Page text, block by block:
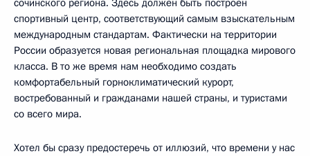
сочинского региона. Здесь должен быть построен
спортивный центр, соответствующий самым взыскательным
международным стандартам. Фактически на территории
России образуется новая региональная площадка мирового
класса. В то же время нам необходимо создать
комфортабельный горноклиматический курорт,
востребованный и гражданами нашей страны, и туристами
со всего мира.
Хотел бы сразу предостеречь от иллюзий, что времени у нас